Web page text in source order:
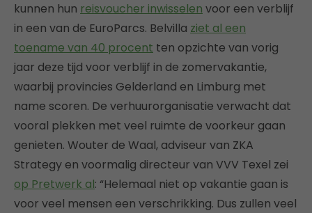
kunnen hun reisvoucher inwisselen voor een verblijf
in een van de EuroParcs. Belvilla ziet al een
toename van 40 procent ten opzichte van vorig
jaar deze tijd voor verblijf in de zomervakantie,
waarbij provincies Gelderland en Limburg met
name scoren. De verhuurorganisatie verwacht dat
vooral plekken met veel ruimte de voorkeur gaan
genieten. Wouter de Waal, adviseur van ZKA
Strategy en voormalig directeur van VVV Texel zei
op Pretwerk al: “Helemaal niet op vakantie gaan is
voor veel mensen een verschrikking. Dus zullen veel